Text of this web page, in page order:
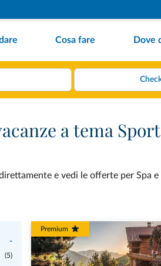
Cosa fare Dove
a tema Sport
e vedi le offerte per Spa
-
(5)
Premium